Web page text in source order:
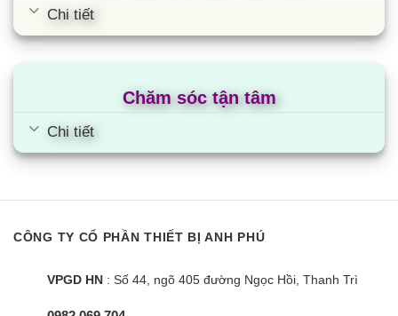
Chi tiết
Chăm sóc tận tâm
Chi tiết
CÔNG TY CỔ PHẦN THIẾT BỊ ANH PHÚ
VPGD HN : Số 44, ngõ 405 đường Ngọc Hồi, Thanh Trì